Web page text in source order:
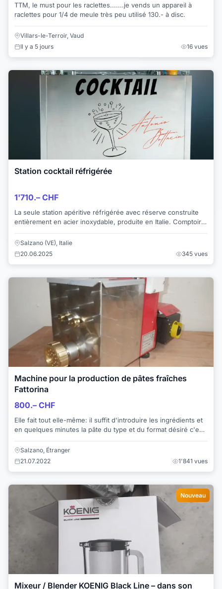
TTM, le must pour les raclettes.......je vends un appareil à
raclettes pour 1/4 de meule très peu utilisé 130.- à disc.
Villars-le-Terroir, Vaud
Il y a 5 jours
16 vues
Station cocktail réfrigérée
1'710.– CHF
La seule station apéritive réfrigérée avec réserve construite
entièrement en acier inoxydable, produite en Italie. Comptoir
apéritif réfrigéré profess...
Salzano (VE), Italie
20.06.2025
345 vues
Machine pour la production de pâtes fraîches
Fattorina
800.– CHF
Elle fait tout elle-même: il suffit d'introduire les ingrédients et
en quelques minutes la pâte du type et du format désiré c'est
Salzano, Étranger
21.07.2022
1'841 vues
Nouveau
Mixeur / Blender KOENIG Black Line – dans son